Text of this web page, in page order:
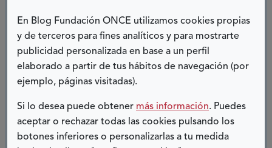
En Blog Fundación ONCE utilizamos cookies propias
y de terceros para fines analíticos y para mostrarte
publicidad personalizada en base a un perfil
elaborado a partir de tus hábitos de navegación (por
ejemplo, páginas visitadas).
Si lo desea puede obtener más información. Puedes
aceptar o rechazar todas las cookies pulsando los
botones inferiores o personalizarlas a tu medida
ENTRADAS RELACIONADAS